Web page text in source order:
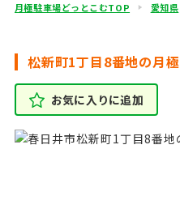
月極駐車場どっとこむTOP 愛知県
松新町1丁目8番地の月
お気に入りに追加